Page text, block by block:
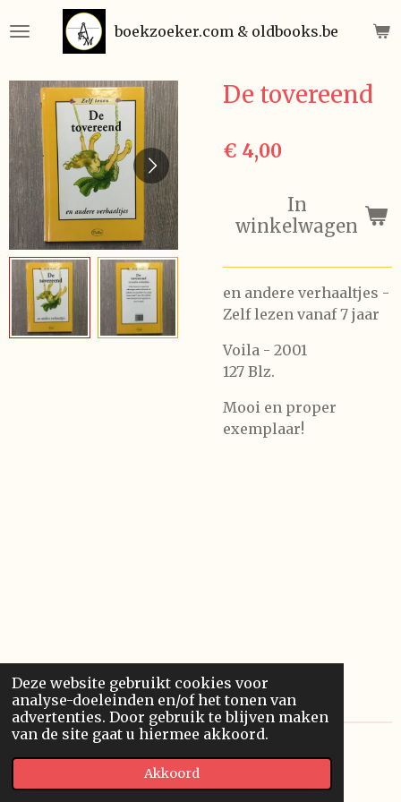
Deze website gebruikt cookies voor
analyse-doeleinden en/of het tonen van
advertenties. Door gebruik te blijven maken
van de site gaat u hiermee akkoord.
Akkoord
direct
de
hoofdinhoud
boekzoeker.com & oldbooks.be
De tovereend
€ 4,00
In
winkelwagen
en andere verhaaltjes -
Zelf lezen vanaf 7 jaar
Voila - 2001
127 Blz.
Mooi en proper
exemplaar!